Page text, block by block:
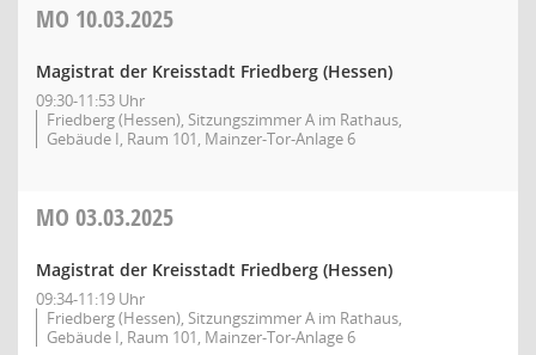
MO 10.03.2025
Magistrat der Kreisstadt Friedberg (Hessen)
09:30-11:53 Uhr
Friedberg (Hessen), Sitzungszimmer A im Rathaus,
Gebäude I, Raum 101, Mainzer-Tor-Anlage 6
MO 03.03.2025
Magistrat der Kreisstadt Friedberg (Hessen)
09:34-11:19 Uhr
Friedberg (Hessen), Sitzungszimmer A im Rathaus,
Gebäude I, Raum 101, Mainzer-Tor-Anlage 6